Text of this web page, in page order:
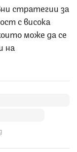
стратегии за
с висока
може да се
на